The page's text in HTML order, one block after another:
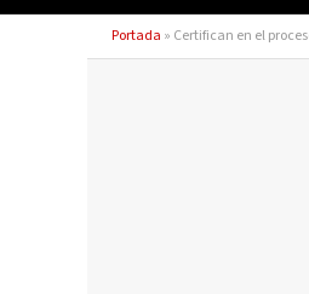
Portada » Certifican en el